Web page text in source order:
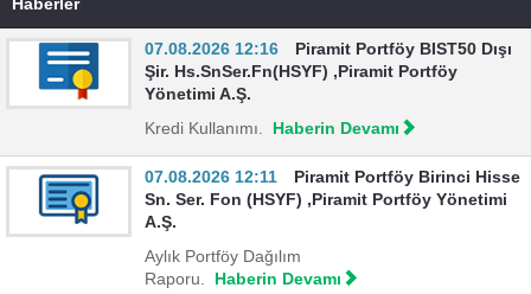
Haberler
07.08.2026 12:16
Piramit Portföy BIST50 Dışı
Şir. Hs.SnSer.Fn(HSYF) ,Piramit Portföy
Yönetimi A.Ş.
Kredi Kullanımı. Haberin Devamı
07.08.2026 12:11
Piramit Portföy Birinci Hisse
Sn. Ser. Fon (HSYF) ,Piramit Portföy Yönetimi
A.Ş.
Aylık Portföy Dağılım
Raporu. Haberin Devamı